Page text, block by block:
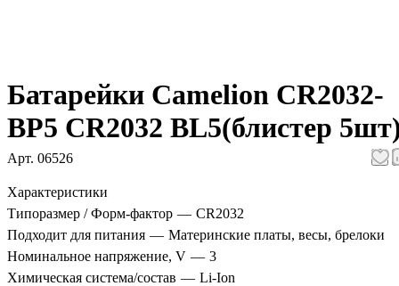
Батарейки Camelion CR2032-
BP5 CR2032 BL5(блистер
Арт. 06526
Характеристики
Типоразмер / Форм-фактор — CR2032
Подходит для питания — Материнские платы, весы, брелоки
Номинальное напряжение, V — 3
Химическая система/состав — Li-Ion